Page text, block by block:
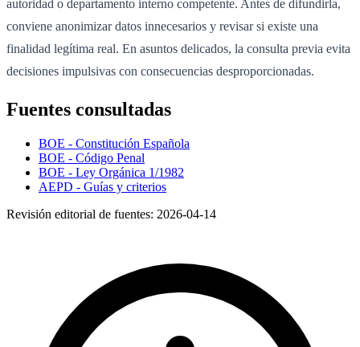
autoridad o departamento interno competente. Antes de difundirla,
conviene anonimizar datos innecesarios y revisar si existe una
finalidad legítima real. En asuntos delicados, la consulta previa evita
decisiones impulsivas con consecuencias desproporcionadas.
Fuentes consultadas
BOE - Constitución Española
BOE - Código Penal
BOE - Ley Orgánica 1/1982
AEPD - Guías y criterios
Revisión editorial de fuentes: 2026-04-14